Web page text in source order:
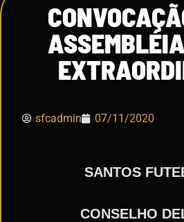
sfcadmin 07/11/2020
SANTOS
CONSELHO